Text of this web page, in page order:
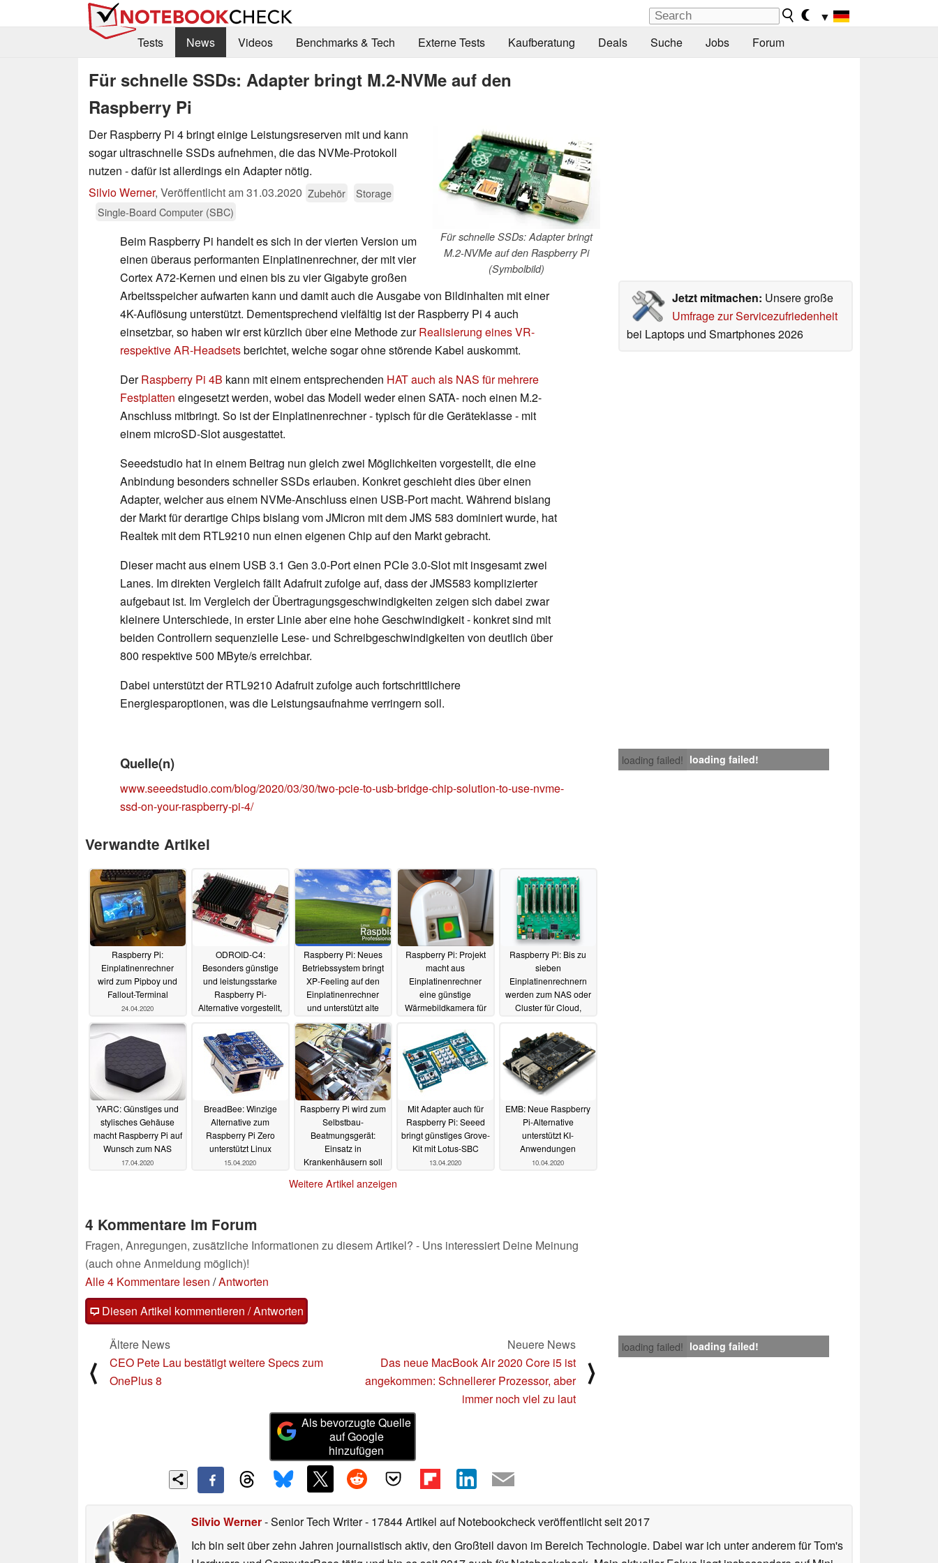
▼
Tests
News Videos Benchmarks & Tech Externe Tests Kaufberatung Deals Suche Jobs Forum
Für schnelle SSDs: Adapter bringt M.2-NVMe auf den
Raspberry Pi
Für schnelle SSDs: Adapter bringt
M.2-NVMe auf den Raspberry Pi
(Symbolbild)
Der Raspberry Pi 4 bringt einige Leistungsreserven mit und kann
sogar ultraschnelle SSDs aufnehmen, die das NVMe-Protokoll
nutzen - dafür ist allerdings ein Adapter nötig.
Silvio Werner, Veröffentlicht am31.03.2020 Zubehör
Storage
Single-Board Computer (SBC)
Jetzt mitmachen: Unsere große
Umfrage zur Servicezufriedenheit
bei Laptops und Smartphones 2026
Beim Raspberry Pi handelt es sich in der vierten Version um
einen überaus performanten Einplatinenrechner, der mit vier
Cortex A72-Kernen und einen bis zu vier Gigabyte großen
Arbeitsspeicher aufwarten kann und damit auch die Ausgabe von Bildinhalten mit einer
4K-Auflösung unterstützt. Dementsprechend vielfältig ist der Raspberry Pi 4 auch
einsetzbar, so haben wir erst kürzlich über eine Methode zurRealisierung eines VR-
respektive AR-Headsetsberichtet, welche sogar ohne störende Kabel auskommt.
DerRaspberry Pi 4B kann mit einem entsprechenden HAT auch als NAS für mehrere
Festplatten eingesetzt werden, wobei das Modell weder einen SATA- noch einen M.2-
Anschluss mitbringt. So ist der Einplatinenrechner - typisch für die Geräteklasse - mit
einem microSD-Slot ausgestattet.
Seeedstudio hat in einem Beitrag nun gleich zwei Möglichkeiten vorgestellt, die eine
Anbindung besonders schneller SSDs erlauben. Konkret geschieht dies über einen
Adapter, welcher aus einem NVMe-Anschluss einen USB-Port macht. Während bislang
der Markt für derartige Chips bislang vom JMicron mit dem JMS 583 dominiert wurde, hat
Realtek mit dem RTL9210 nun einen eigenen Chip auf den Markt gebracht.
Dieser macht aus einem USB 3.1 Gen 3.0-Port einen PCIe 3.0-Slot mit insgesamt zwei
Lanes. Im direkten Vergleich fällt Adafruit zufolge auf, dass der JMS583 komplizierter
aufgebaut ist. Im Vergleich der Übertragungsgeschwindigkeiten zeigen sich dabei zwar
kleinere Unterschiede, in erster Linie aber eine hohe Geschwindigkeit - konkret sind mit
beiden Controllern sequenzielle Lese- und Schreibgeschwindigkeiten von deutlich über
800 respektive 500 MByte/s erreichbar.
Dabei unterstützt der RTL9210 Adafruit zufolge auch fortschrittlichere
Energiesparoptionen, was die Leistungsaufnahme verringern soll.
loading failed! loading failed!
Quelle(n)
www.seeedstudio.com/blog/2020/03/30/two-pcie-to-usb-bridge-chip-solution-to-use-nvme-
ssd-on-your-raspberry-pi-4/
Verwandte Artikel
Raspberry Pi:
Einplatinenrechner
wird zum Pipboy und
Fallout-Terminal
24.04.2020
ODROID-C4:
Besonders günstige
und leistungsstarke
Raspberry Pi-
Alternative vorgestellt,
Emulation23.04.2020
Raspberry Pi: Neues
Betriebssystem bringt
XP-Feeling auf den
Einplatinenrechner
und unterstützt alte
22.04.2020
Raspberry Pi: Projekt
macht aus
Einplatinenrechner
eine günstige
Wärmebildkamera für
Raspberry Pi: Bis zu
sieben
Einplatinenrechnern
werden zum NAS oder
Cluster für Cloud,
Minecraft18.04.2020
YARC: Günstiges und
stylisches Gehäuse
macht Raspberry Pi auf
Wunsch zum NAS
17.04.2020
BreadBee: Winzige
Alternative zum
Raspberry Pi Zero
unterstützt Linux
15.04.2020
Raspberry Pi wird zum
Selbstbau-
Beatmungsgerät:
Einsatz in
Krankenhäusern soll
14.04.2020
Mit Adapter auch für
Raspberry Pi: Seeed
bringt günstiges Grove-
Kit mit Lotus-SBC
13.04.2020
EMB: Neue Raspberry
Pi-Alternative
unterstützt KI-
Anwendungen
10.04.2020
Weitere Artikel anzeigen
4 Kommentare im Forum
Fragen, Anregungen, zusätzliche Informationen zu diesem Artikel? - Uns interessiert Deine Meinung
(auch ohne Anmeldung möglich)!
Alle 4 Kommentare lesen /Antworten
Diesen Artikel kommentieren / Antworten
loading failed! loading failed!
⟨
Ältere News
CEO Pete Lau bestätigt weitere Specs zum
OnePlus 8
Neuere News
Das neue MacBook Air 2020 Core i5 ist
angekommen: Schnellerer Prozessor, aber
immer noch viel zu laut
⟩
Als bevorzugte Quelle
auf Google
hinzufügen
Silvio Werner- Senior Tech Writer- 17844 Artikel auf Notebookcheck veröffentlichtseit 2017
Ich bin seit über zehn Jahren journalistisch aktiv, den Großteil davon im Bereich Technologie. Dabei war ich unter anderem für Tom's